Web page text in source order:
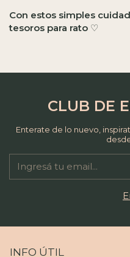
Con estos simples
tesoros para rato ♡
CLUB DE
Enterate de lo nuevo,
INFO ÚTIL